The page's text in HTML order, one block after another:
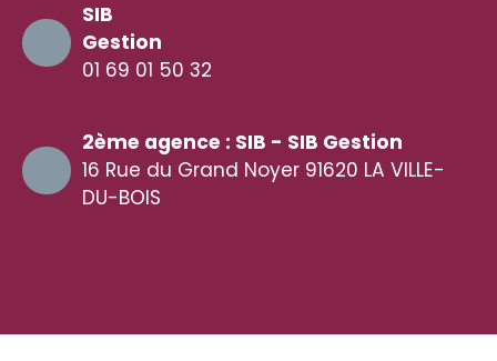
SIB
Gestion
01 69 01 50 32
2ème agence : SIB - SIB Gestion
16 Rue du Grand Noyer 91620 LA VILLE-
DU-BOIS